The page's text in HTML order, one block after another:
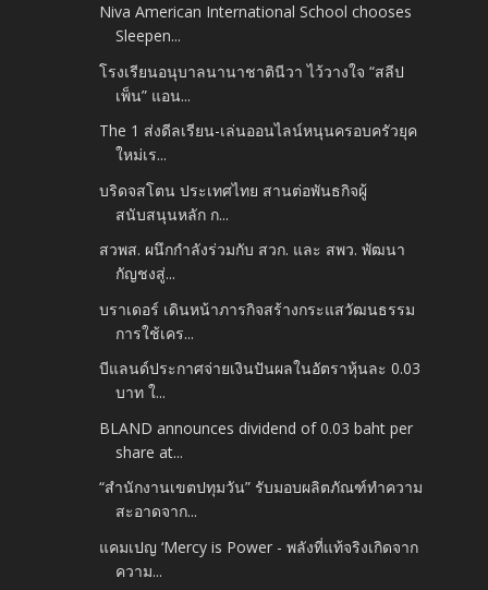
Niva American International School chooses
Sleepen...
โรงเรียนอนุบาลนานาชาตินีวา ไว้วางใจ “สลีป
เพ็น” แอน...
The 1 ส่งดีลเรียน-เล่นออนไลน์หนุนครอบครัวยุค
ใหม่เร...
บริดจสโตน ประเทศไทย สานต่อพันธกิจผู้
สนับสนุนหลัก ก...
สวพส. ผนึกกำลังร่วมกับ สวก. และ สพว. พัฒนา
กัญชงสู่...
บราเดอร์ เดินหน้าภารกิจสร้างกระแสวัฒนธรรม
การใช้เคร...
บีแลนด์ประกาศจ่ายเงินปันผลในอัตราหุ้นละ 0.03
บาท ใ...
BLAND announces dividend of 0.03 baht per
share at...
“สำนักงานเขตปทุมวัน” รับมอบผลิตภัณฑ์ทำความ
สะอาดจาก...
แคมเปญ ‘Mercy is Power - พลังที่แท้จริงเกิดจาก
ความ...